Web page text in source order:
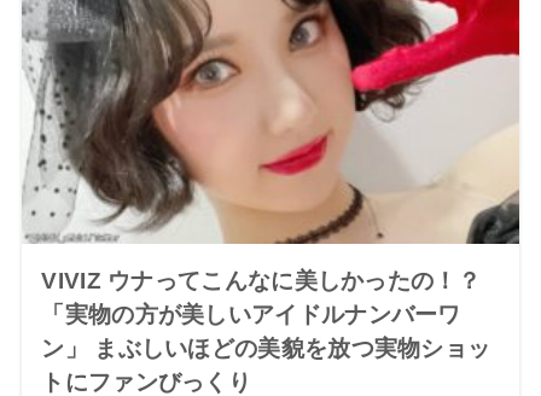
VIVIZ ウナってこんなに美しかったの！？
「実物の方が美しいアイドルナンバーワ
ン」 まぶしいほどの美貌を放つ実物ショッ
トにファンびっくり